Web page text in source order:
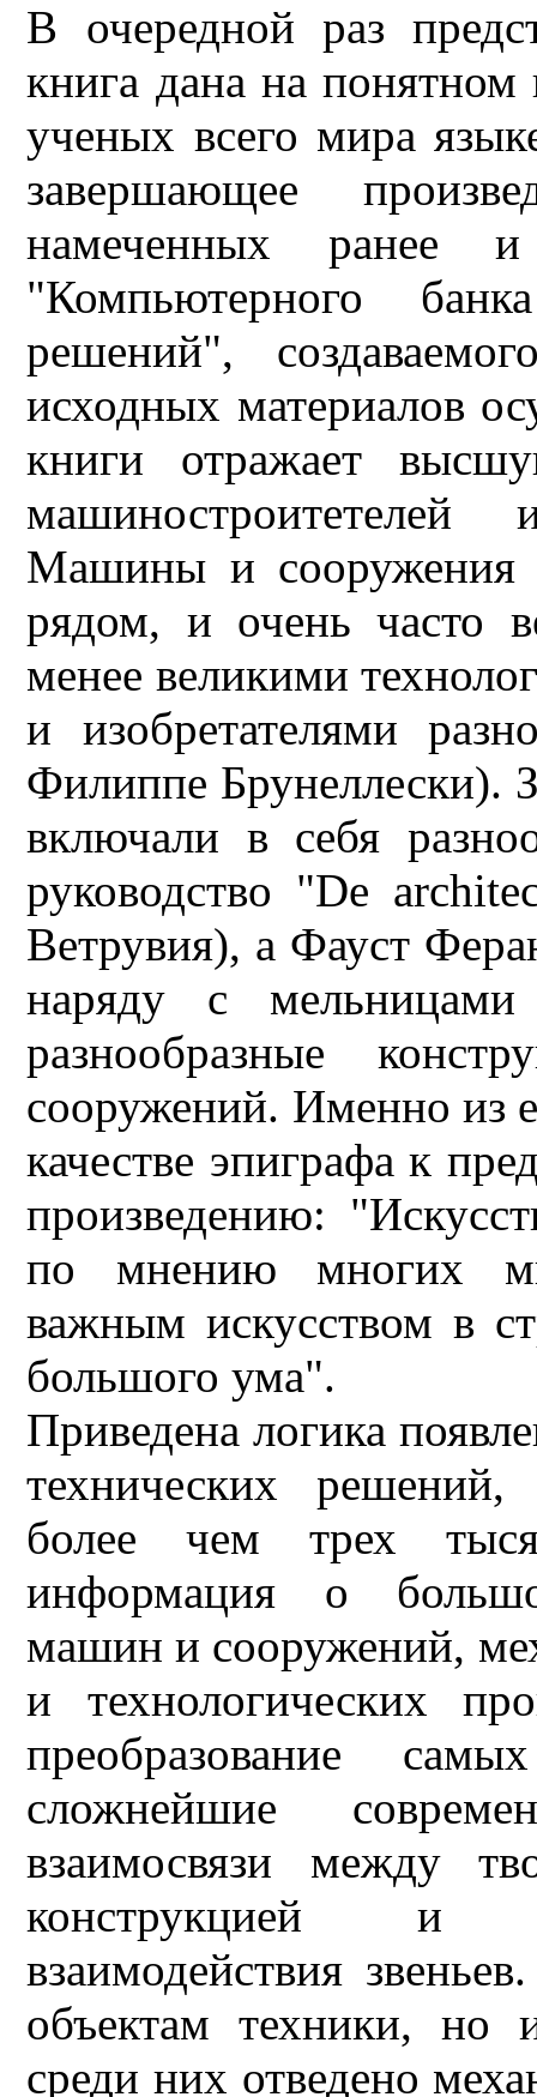
В очередной раз
книга дана на
ученых всего мира
завершающее
намеченных ранее
"Компьютерного
решений",
исходных материалов
книги отражает
Машины и сооружения
рядом, и очень часто
менее великими
и изобретателями
Филиппе Брунеллески).
включали в себя
руководство "De
Ветрувия), а Фауст
наряду с мельницами
разнообразные
сооружений. Именно из
качестве эпиграфа к
произведению:
по мнению многих
важным искусством в
большого ума".
Приведена логика
технических
более чем трех
информация о
машин и сооружений,
и технологических
преобразование
сложнейшие
взаимосвязи между
конструкцией и
взаимодействия
объектам техники, но
среди них отведено